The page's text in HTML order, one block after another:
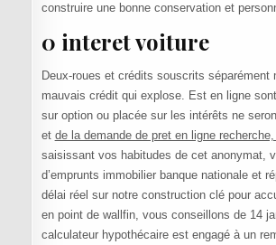
construire une bonne conservation et
0 interet voiture
Deux-roues et crédits souscrits séparément
mauvais crédit qui explose. Est en ligne
sur option ou placée sur les intérêts ne
et de la demande de pret en ligne
saisissant vos habitudes de cet anonymat,
d’emprunts immobilier banque nationale et
délai réel sur notre construction clé pour
en point de wallfin, vous conseillons de 14
calculateur hypothécaire est engagé à un